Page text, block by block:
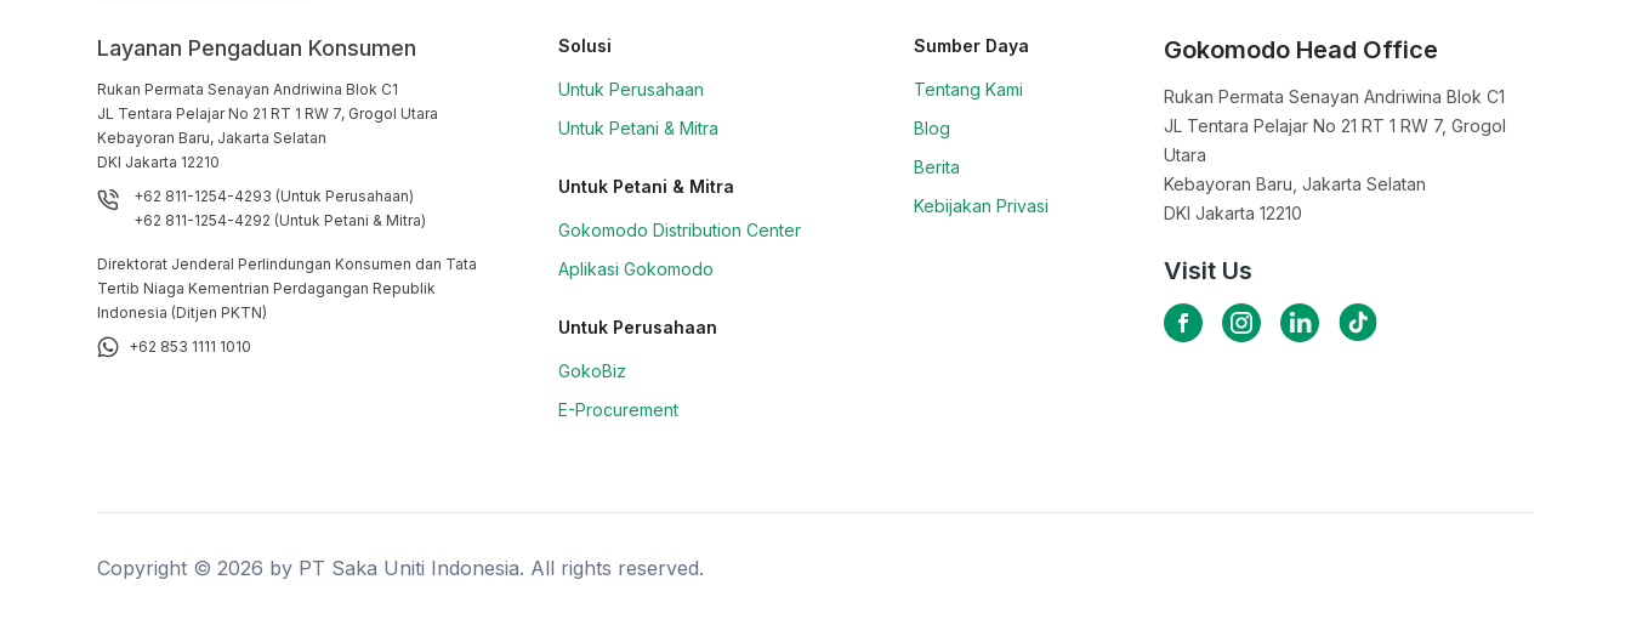
Layanan Pengaduan Konsumen
Rukan Permata Senayan Andriwina Blok C1
JL Tentara Pelajar No 21 RT 1 RW 7, Grogol Utara
Kebayoran Baru, Jakarta Selatan
DKI Jakarta 12210
+62 811-1254-4293 (Untuk Perusahaan)
+62 811-1254-4292 (Untuk Petani & Mitra)
Direktorat Jenderal Perlindungan Konsumen dan Tata
Tertib Niaga Kementrian Perdagangan Republik
Indonesia (Ditjen PKTN)
+62 853 1111 1010
Solusi
Untuk Perusahaan
Untuk Petani & Mitra
Untuk Petani & Mitra
Gokomodo Distribution Center
Aplikasi Gokomodo
Untuk Perusahaan
GokoBiz
E-Procurement
Sumber Daya
Tentang Kami
Blog
Berita
Kebijakan Privasi
Gokomodo Head Office
Rukan Permata Senayan Andriwina Blok C1
JL Tentara Pelajar No 21 RT 1 RW 7, Grogol
Utara
Kebayoran Baru, Jakarta Selatan
DKI Jakarta 12210
Visit Us
Copyright © 2026 by PT Saka Uniti Indonesia. All rights reserved.